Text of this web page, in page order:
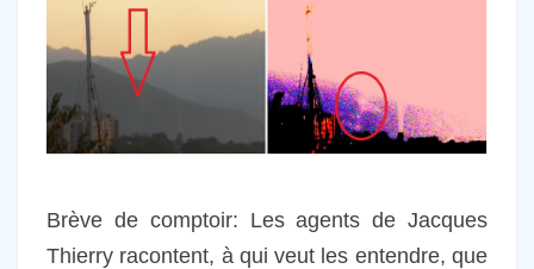
Brève de comptoir: Les agents de Jacques
Thierry racontent, à qui veut les entendre, que